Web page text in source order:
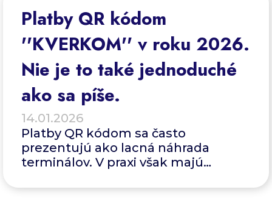
Platby QR kódom
''KVERKOM'' v roku 2026.
Nie je to také jednoduché
ako sa píše.
14.01.2026
Platby QR kódom sa často
prezentujú ako lacná náhrada
terminálov. V praxi však majú
nehodia sa pre každého